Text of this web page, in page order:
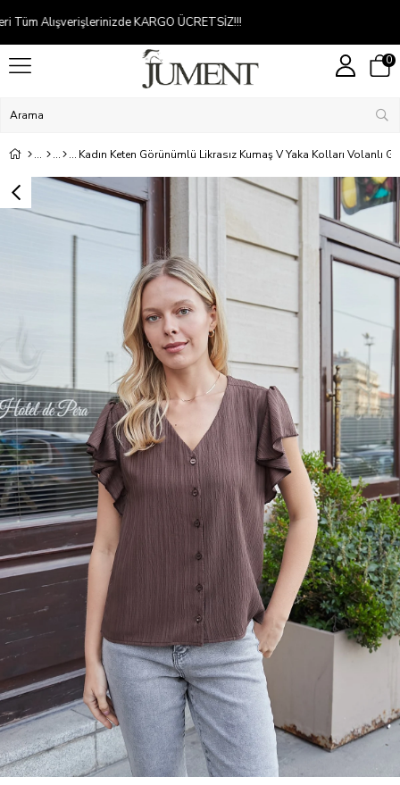
Kredi kartına 2-5 taksit
0
Kadın Keten Görünümlü Likrasız Kumaş V Yaka Kolları Volanlı